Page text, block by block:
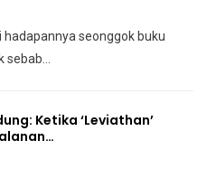
hadapannya seonggok buku
sebab
Ketika ‘Leviathan’